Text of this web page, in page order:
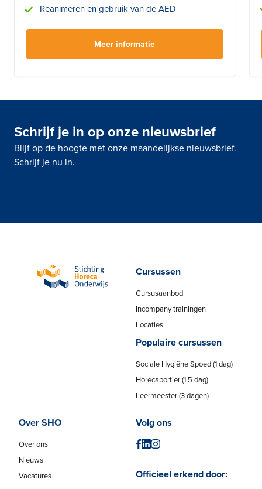
Reanimeren en gebruik van de AED
Meer informatie
Schrijf je in op onze nieuwsbrief
Blijf op de hoogte met onze maandelijkse nieuwsbrief.
Schrijf je nu in.
Cursussen
Cursusaanbod
Incompany trainingen
Locaties
Populaire cursussen
Sociale Hygiëne Spoed (1 dag)
Horecaportier (1,5 dag)
Leermeester (3 dagen)
Over SHO
Over ons
Nieuws
Vacatures
Volg ons
Officieel erkend door: